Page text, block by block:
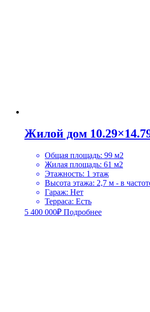
Жилой дом
Общая площадь: 99 м2
Жилая площадь: 61 м2
Этажность: 1 этаж
Высота этажа: 2,7 м - в
Гараж: Нет
Терраса: Есть
5 400 000₽ Подробнее